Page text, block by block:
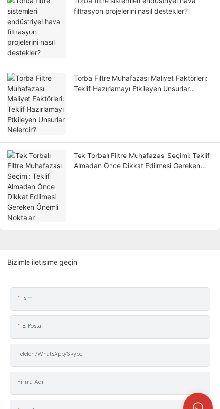
filtrasyon projelerini nasıl destekler?
Torba Filtre Muhafazası Maliyet Faktörleri:
Teklif Hazırlamayı Etkileyen Unsurlar
Tek Torbalı Filtre Muhafazası Seçimi: Teklif
Almadan Önce Dikkat Edilmesi Gereken
Bizimle iletişime geçin
Isim
E-Posta
Telefon/WhatsApp/Skype
Firma Adı